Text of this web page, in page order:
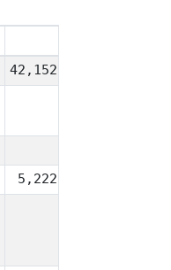
42,152,590
5,222,360